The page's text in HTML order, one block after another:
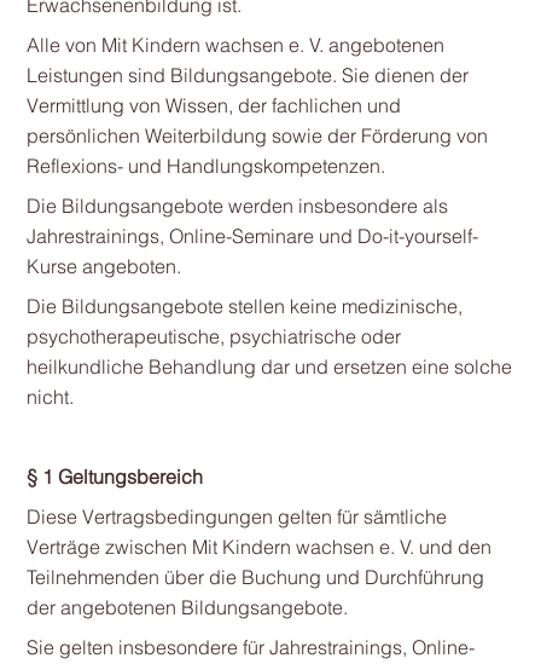
Erwachsenenbildung ist.
Alle von Mit Kindern wachsen e. V. angebotenen
Leistungen sind Bildungsangebote. Sie dienen der
Vermittlung von Wissen, der fachlichen und
persönlichen Weiterbildung sowie der Förderung von
Reflexions- und Handlungskompetenzen.
Die Bildungsangebote werden insbesondere als
Jahrestrainings, Online-Seminare und Do-it-yourself-
Kurse angeboten.
Die Bildungsangebote stellen keine medizinische,
psychotherapeutische, psychiatrische oder
heilkundliche Behandlung dar und ersetzen eine solche
nicht.
§ 1 Geltungsbereich
Diese Vertragsbedingungen gelten für sämtliche
Verträge zwischen Mit Kindern wachsen e. V. und den
Teilnehmenden über die Buchung und Durchführung
der angebotenen Bildungsangebote.
Sie gelten insbesondere für Jahrestrainings, Online-